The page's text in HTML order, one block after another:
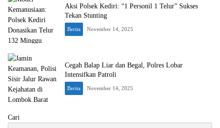
Aksi Polsek Kediri: “1 Personil 1 Telur” Sukses
Tekan Stunting
Berita November 14, 2025
Cegah Balap Liar dan Begal, Polres Lobar
Intensifkan Patroli
Berita November 14, 2025
Cari